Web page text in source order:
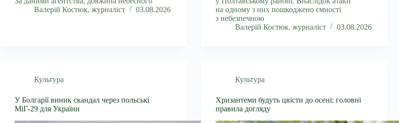
Валерій Костюк, журналіст
03.08.2026
на одному з них пошкоджено ємності
з небезпечною
Валерій Костюк, журналіст
03.08.2026
Культура
У Болгарії виник скандал через польські
МіГ-29 для України
Культура
Хризантеми будуть цвісти до осені: головні
правила догляду